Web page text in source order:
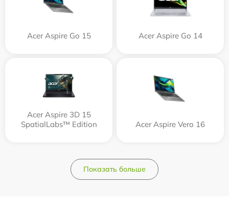
Acer Aspire Go 15 Acer Aspire Go 14
Acer Aspire 3D 15
SpatialLabs™ Edition
Acer Aspire Vero 16
Показать больше